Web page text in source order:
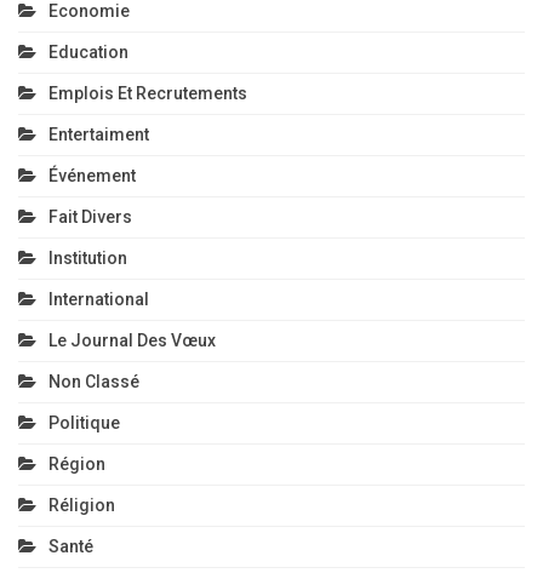
Economie
Education
Emplois Et Recrutements
Entertaiment
Événement
Fait Divers
Institution
International
Le Journal Des Vœux
Non Classé
Politique
Région
Réligion
Santé